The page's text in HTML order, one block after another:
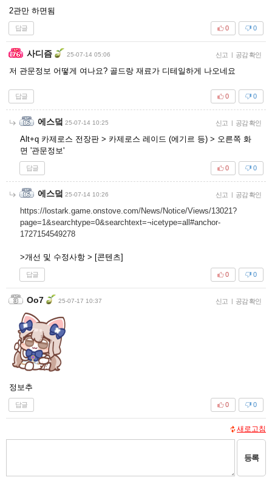
2관만 하면됨
답글 0
0
사디즘 25-07-14 05:06 신고 | 공감 확인
저 관문정보 어떻게 여나요? 골드랑 재료가 디테일하게 나오네요
답글 0
0
에스덬 25-07-14 10:25 신고 | 공감 확인
Alt+q 카제로스 전장판 > 카제로스 레이드 (에기르 등) > 오른쪽 화
면 '관문정보'
답글 0
0
에스덬 25-07-14 10:26 신고 | 공감 확인
https://lostark.game.onstove.com/News/Notice/Views/13021?
page=1&searchtype=0&searchtext=¬icetype=all#anchor-
1727154549278
>개선 및 수정사항 > [콘텐츠]
답글 0
0
Oo7 25-07-17 10:37 신고 | 공감 확인
정보추
답글 0
0
새로고침
등록